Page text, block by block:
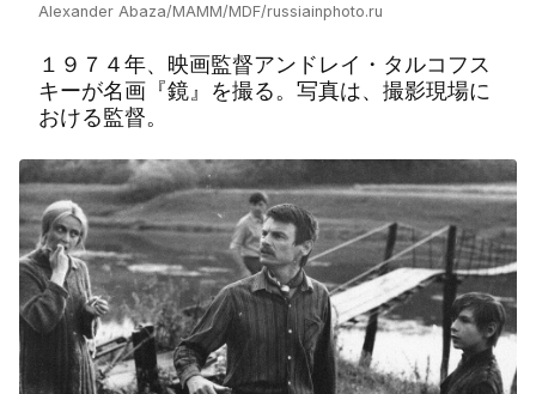
Alexander Abaza/MAMM/MDF/russiainphoto.ru
１９７４年、映画監督アンドレイ・タルコフス
キーが名画『鏡』を撮る。写真は、撮影現場に
おける監督。